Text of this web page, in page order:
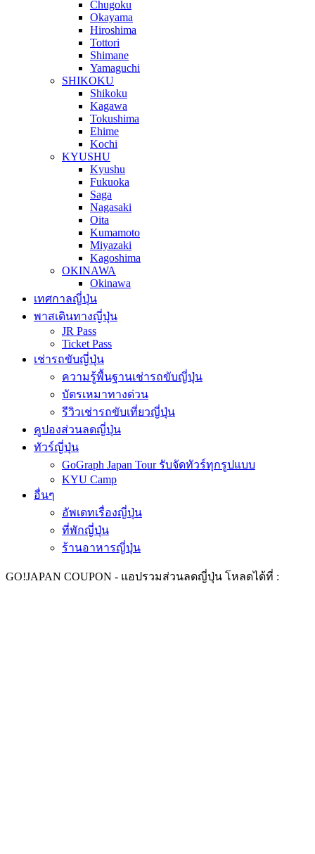
Chugoku
Okayama
Hiroshima
Tottori
Shimane
Yamaguchi
SHIKOKU
Shikoku
Kagawa
Tokushima
Ehime
Kochi
KYUSHU
Kyushu
Fukuoka
Saga
Nagasaki
Oita
Kumamoto
Miyazaki
Kagoshima
OKINAWA
Okinawa
เทศกาลญี่ปุ่น
พาสเดินทางญี่ปุ่น
JR Pass
Ticket Pass
เช่ารถขับญี่ปุ่น
ความรู้พื้นฐานเช่ารถขับญี่ปุ่น
บัตรเหมาทางด่วน
รีวิวเช่ารถขับเที่ยวญี่ปุ่น
คูปองส่วนลดญี่ปุ่น
ทัวร์ญี่ปุ่น
GoGraph Japan Tour รับจัดทัวร์ทุกรูปแบบ
KYU Camp
อื่นๆ
อัพเดทเรื่องญี่ปุ่น
ที่พักญี่ปุ่น
ร้านอาหารญี่ปุ่น
GO!JAPAN COUPON - แอปรวมส่วนลดญี่ปุ่น ​ โหลดได้ที่ :